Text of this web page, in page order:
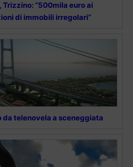
“500mila euro ai
di immobili irregolari”
da telenovela a sceneggiata